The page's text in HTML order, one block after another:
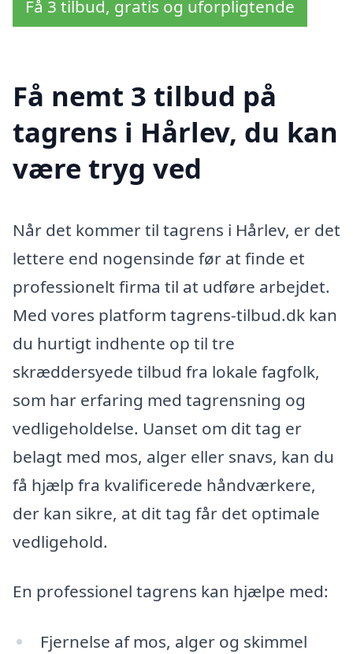
Få 3 tilbud, gratis og uforpligtende
Få nemt 3 tilbud på
tagrens i Hårlev, du kan
være tryg ved
Når det kommer til tagrens i Hårlev, er det
lettere end nogensinde før at finde et
professionelt firma til at udføre arbejdet.
Med vores platform tagrens-tilbud.dk kan
du hurtigt indhente op til tre
skræddersyede tilbud fra lokale fagfolk,
som har erfaring med tagrensning og
vedligeholdelse. Uanset om dit tag er
belagt med mos, alger eller snavs, kan du
få hjælp fra kvalificerede håndværkere,
der kan sikre, at dit tag får det optimale
vedligehold.
En professionel tagrens kan hjælpe med:
Fjernelse af mos, alger og skimmel